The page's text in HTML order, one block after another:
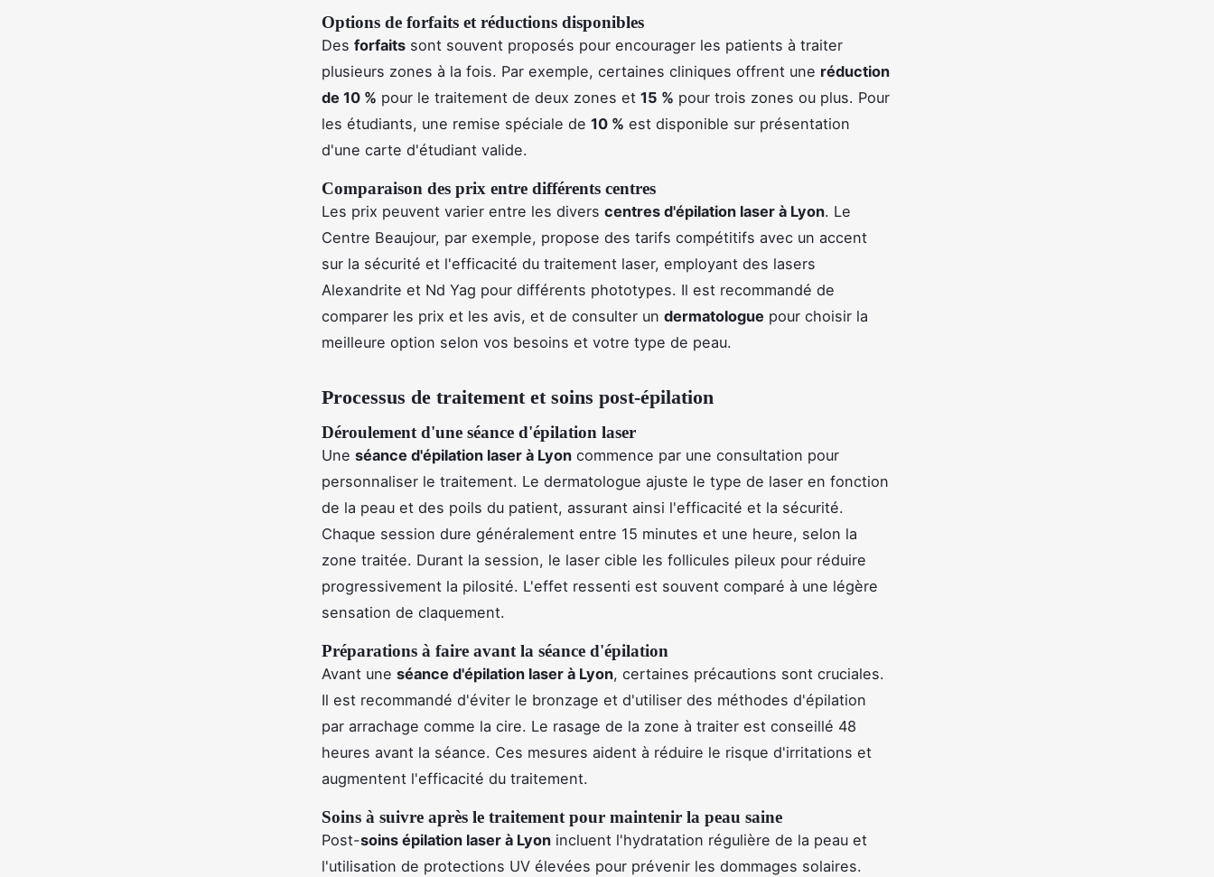
Options de forfaits et réductions disponibles
Des forfaits sont souvent proposés pour encourager les patients à traiter
plusieurs zones à la fois. Par exemple, certaines cliniques offrent une réduction
de 10 % pour le traitement de deux zones et 15 % pour trois zones ou plus. Pour
les étudiants, une remise spéciale de 10 % est disponible sur présentation
d'une carte d'étudiant valide.
Comparaison des prix entre différents centres
Les prix peuvent varier entre les divers centres d'épilation laser à Lyon. Le
Centre Beaujour, par exemple, propose des tarifs compétitifs avec un accent
sur la sécurité et l'efficacité du traitement laser, employant des lasers
Alexandrite et Nd Yag pour différents phototypes. Il est recommandé de
comparer les prix et les avis, et de consulter un dermatologue pour choisir la
meilleure option selon vos besoins et votre type de peau.
Processus de traitement et soins post-épilation
Déroulement d'une séance d'épilation laser
Une séance d'épilation laser à Lyon commence par une consultation pour
personnaliser le traitement. Le dermatologue ajuste le type de laser en fonction
de la peau et des poils du patient, assurant ainsi l'efficacité et la sécurité.
Chaque session dure généralement entre 15 minutes et une heure, selon la
zone traitée. Durant la session, le laser cible les follicules pileux pour réduire
progressivement la pilosité. L'effet ressenti est souvent comparé à une légère
sensation de claquement.
Préparations à faire avant la séance d'épilation
Avant une séance d'épilation laser à Lyon, certaines précautions sont cruciales.
Il est recommandé d'éviter le bronzage et d'utiliser des méthodes d'épilation
par arrachage comme la cire. Le rasage de la zone à traiter est conseillé 48
heures avant la séance. Ces mesures aident à réduire le risque d'irritations et
augmentent l'efficacité du traitement.
Soins à suivre après le traitement pour maintenir la peau saine
Post-soins épilation laser à Lyon incluent l'hydratation régulière de la peau et
l'utilisation de protections UV élevées pour prévenir les dommages solaires.